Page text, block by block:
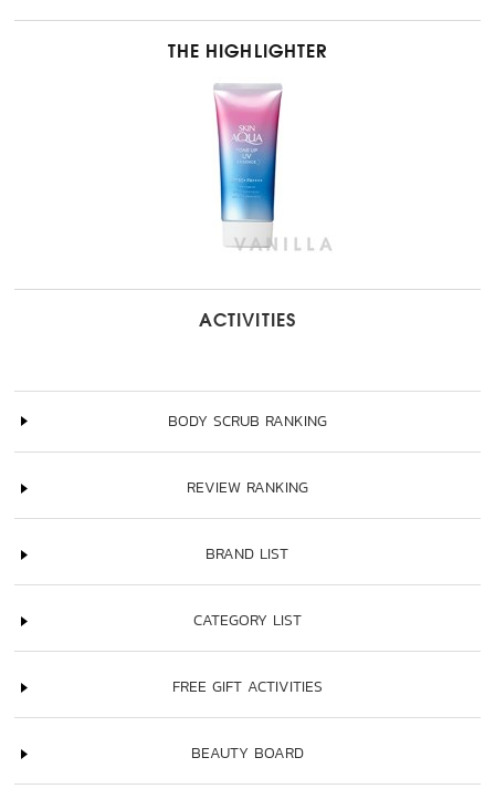
THE HIGHLIGHTER
ACTIVITIES
BODY SCRUB RANKING
REVIEW RANKING
BRAND LIST
CATEGORY LIST
FREE GIFT ACTIVITIES
BEAUTY BOARD